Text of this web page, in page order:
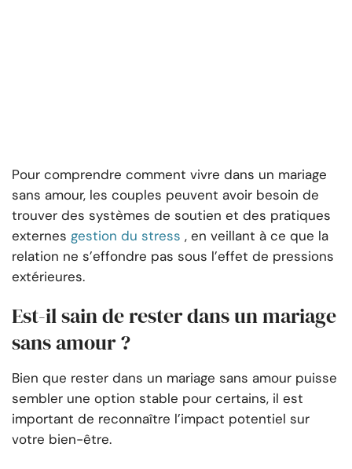
Pour comprendre comment vivre dans un mariage
sans amour, les couples peuvent avoir besoin de
trouver des systèmes de soutien et des pratiques
externes gestion du stress , en veillant à ce que la
relation ne s’effondre pas sous l’effet de pressions
extérieures.
Est-il sain de rester dans un mariage
sans amour ?
Bien que rester dans un mariage sans amour puisse
sembler une option stable pour certains, il est
important de reconnaître l’impact potentiel sur
votre bien-être.